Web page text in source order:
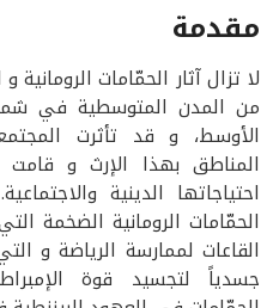
مقدمة
لا تزال آثار الحمّامات الرومانية
من المدن المتوسطية في
الأوسط، و قد تأثرت
المناطق بهذا الإرث و
احتياجاتها الدينية
الحمّامات الرومانية الضخمة
القاعات لممارسة الرياضة و
جسدياً لتجسيد قوة